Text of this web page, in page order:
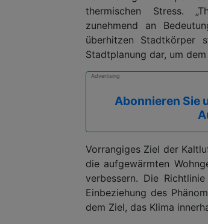
thermischen Stress.
zunehmend an
überhitzen Stadtkörper
Stadtplanung dar, um
Advertising
Abonnieren Sie
Vorrangiges Ziel der
die aufgewärmten
verbessern. Die
Einbeziehung des
dem Ziel, das Klima